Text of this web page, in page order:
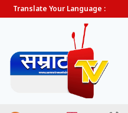
Translate Your Language :